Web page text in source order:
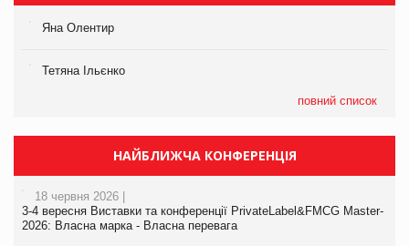
Яна Олентир
Тетяна Ільєнко
повний список
НАЙБЛИЖЧА КОНФЕРЕНЦІЯ
18 червня 2026 |
3-4 вересня Виставки та конференції PrivateLabel&FMCG Master-
2026: Власна марка - Власна перевага